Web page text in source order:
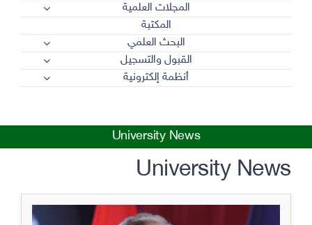
المجلات العلمية
المكتبة
البحث العلمي
القبول والتسجيل
أنظمة إلكترونية
University News
University News